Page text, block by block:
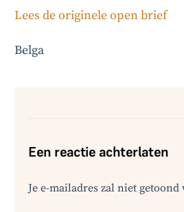
Lees de originele open brief
Belga
Een reactie achterlaten
Je e-mailadres zal niet getoond